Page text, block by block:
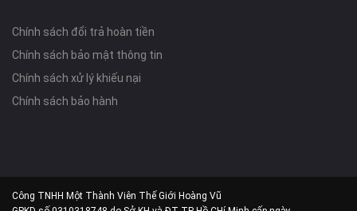
Chính sách đổi trả hoàn tiền
Chính sách bảo mật thông tin
Chính sách xử lý khiếu nại
Chính sách bảo hành
Công TNHH Một Thành Viên Thế Giới Hoàng Vũ